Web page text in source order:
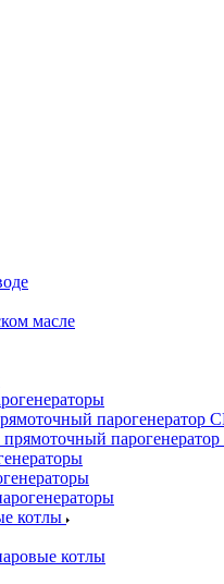
масле
парогенератор
котлы
котлы